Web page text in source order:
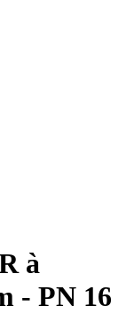
à
- PN 16